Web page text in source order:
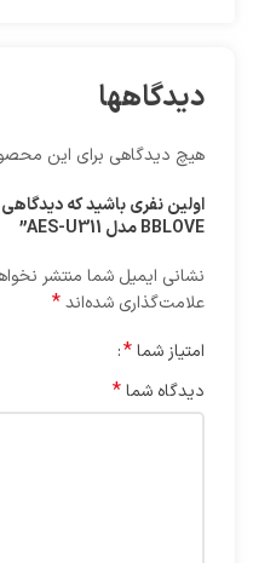
دیدگاهها
هیچ دیدگاهی برای این
اولین نفری باشید که
BBLOVE مدل AES-U311”
نشانی ایمیل شما منتشر
علامت‌گذاری شده‌اند*
امتیاز شما*
دیدگاه شما*